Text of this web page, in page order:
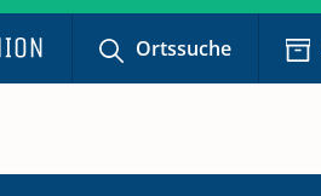
Ortssuche